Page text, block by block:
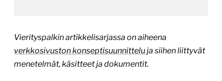
Vierityspalkin artikkelisarjassa on aiheena
verkkosivuston konseptisuunnitteluja siihen liittyvät
menetelmät, käsitteet ja dokumentit.